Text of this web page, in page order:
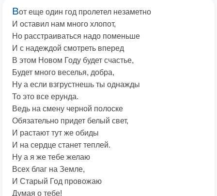
Вот еще один год пролетел незаметно
И оставил нам много хлопот,
Но расстраиваться надо поменьше
И с надеждой смотреть вперед
В этом Новом Году будет счастье,
Будет много веселья, добра,
Ну а если взгрустнешь ты однажды
То это все ерунда.
Ведь на смену черной полоске
Обязательно придет белый свет,
И растают тут же обиды
И на сердце станет теплей.
Ну а я же тебе желаю
Всех благ на Земле,
И Старый Год провожаю
Думая о тебе!